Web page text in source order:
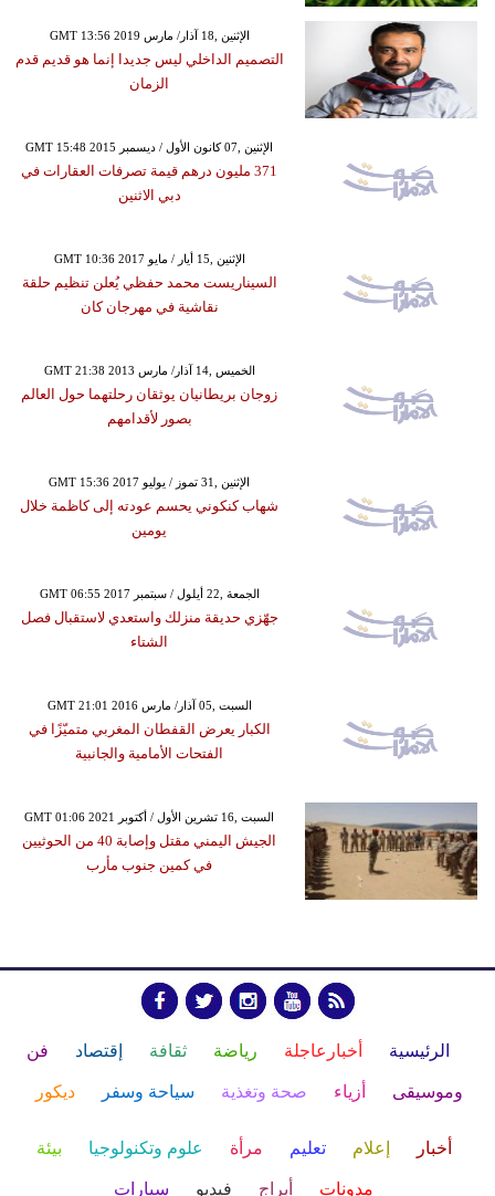
GMT 13:56 2019 الإثنين ,18 آذار/ مارس
التصميم الداخلي ليس جديدا إنما هو قديم قدم
الزمان
GMT 15:48 2015 الإثنين ,07 كانون الأول / ديسمبر
371 مليون درهم قيمة تصرفات العقارات في
دبي الاثنين
GMT 10:36 2017 الإثنين ,15 أيار / مايو
السيناريست محمد حفظي يُعلن تنظيم حلقة
نقاشية في مهرجان كان
GMT 21:38 2013 الخميس ,14 آذار/ مارس
زوجان بريطانيان يوثقان رحلتهما حول العالم
بصور لأقدامهم
GMT 15:36 2017 الإثنين ,31 تموز / يوليو
شهاب كنكوني يحسم عودته إلى كاظمة خلال
يومين
GMT 06:55 2017 الجمعة ,22 أيلول / سبتمبر
جهّزي حديقة منزلك واستعدي لاستقبال فصل
الشتاء
GMT 21:01 2016 السبت ,05 آذار/ مارس
الكبار يعرض القفطان المغربي متميّزًا في
الفتحات الأمامية والجانبية
GMT 01:06 2021 السبت ,16 تشرين الأول / أكتوبر
الجيش اليمني مقتل وإصابة 40 من الحوثيين
في كمين جنوب مأرب
الرئيسية أخبارعاجلة رياضة ثقافة إقتصاد فن
وموسيقى أزياء صحة وتغذية سياحة وسفر ديكور
أخبار إعلام تعليم مرأة علوم وتكنولوجيا بيئة
مدونات أبراج فيديو سيارات